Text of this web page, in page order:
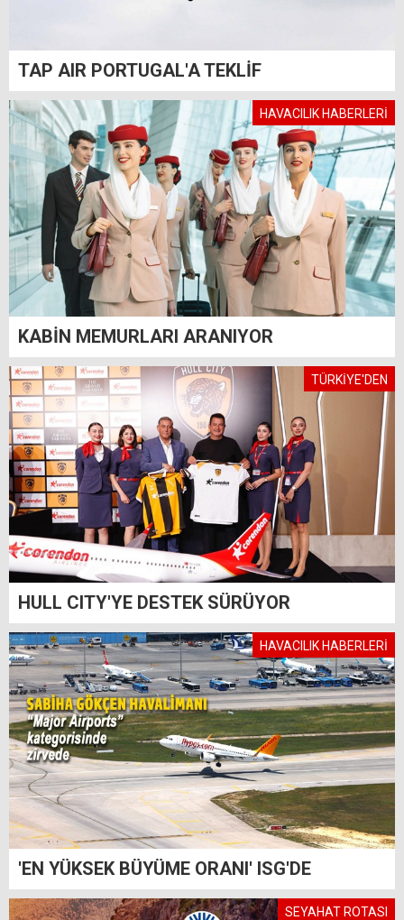
TAP AIR PORTUGAL'A TEKLİF
HAVACILIK HABERLERİ
KABİN MEMURLARI ARANIYOR
TÜRKİYE'DEN
HULL CITY'YE DESTEK SÜRÜYOR
HAVACILIK HABERLERİ
'EN YÜKSEK BÜYÜME ORANI' ISG'DE
SEYAHAT ROTASI